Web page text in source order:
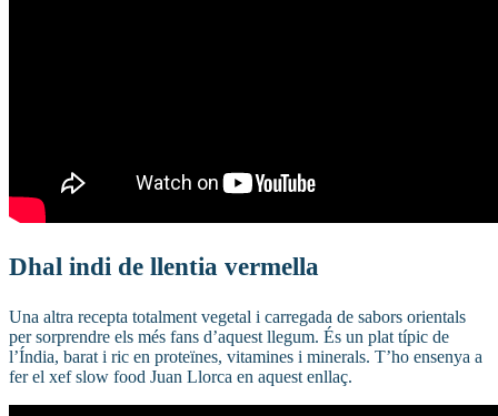
Dhal indi de llentia vermella
Una altra recepta totalment vegetal i carregada de sabors orientals
per sorprendre els més fans d’aquest llegum. És un plat típic de
l’Índia, barat i ric en proteïnes, vitamines i minerals. T’ho ensenya a
fer el xef slow food Juan Llorca en aquest enllaç.